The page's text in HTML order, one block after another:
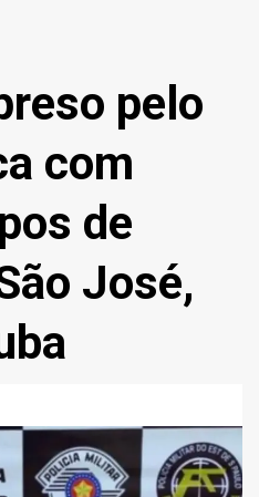
pelo
com
de
José,